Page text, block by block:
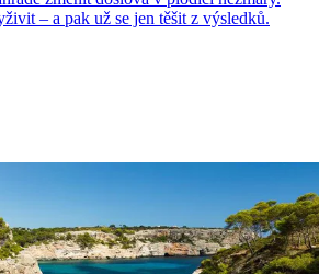
– a pak už se jen těšit z výsledků.